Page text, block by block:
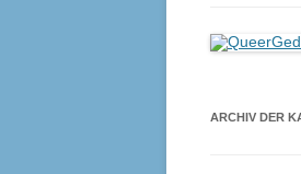
ARCHIV DER